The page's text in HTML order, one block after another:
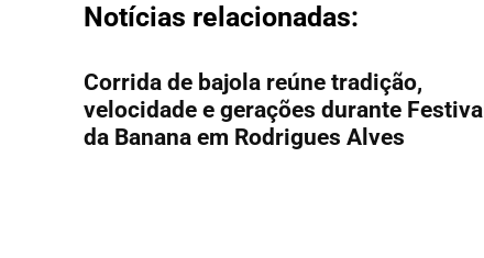
Notícias relacionadas:
Corrida de bajola reúne tradição,
velocidade e gerações durante Festival
da Banana em Rodrigues Alves